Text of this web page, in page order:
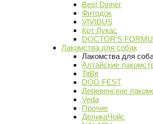
Best Dinner
Фитодок
VIVIDUS
Кот Лукас
DOCTOR'S
Лакомства для собак
Лакомства для
Алтайские
TitBit
DOG FEST
Деревенские
Veda
Прочие
ДеликаЧойс